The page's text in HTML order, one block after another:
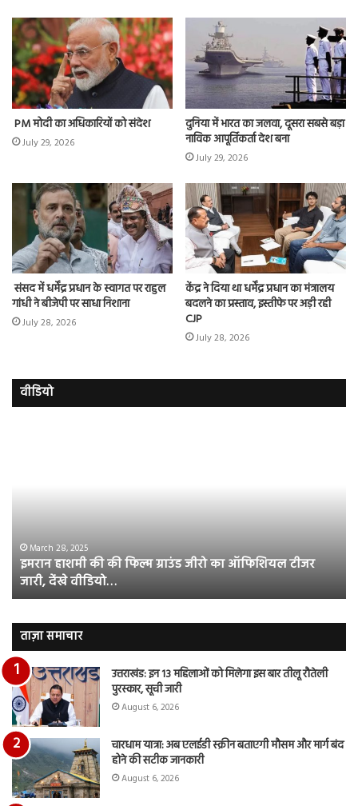
PM मोदी का अधिकारियों को संदेश
July 29, 2026
दुनिया में भारत का जलवा, दूसरा सबसे बड़ा
नाविक आपूर्तिकर्ता देश बना
July 29, 2026
संसद में धर्मेंद्र प्रधान के स्वागत पर राहुल
गांधी ने बीजेपी पर साधा निशाना
July 28, 2026
केंद्र ने दिया था धर्मेंद्र प्रधान का मंत्रालय
बदलने का प्रस्ताव, इस्तीफे पर अड़ी रही
CJP
July 28, 2026
वीडियो
का
ऑफिशियल
टीजर
जारी,
वीडियो…
March 28, 2025
इमरान हाशमी की की फिल्म ग्राउंड जीरो का ऑफिशियल टीजर
जारी, देंखे वीडियो…
ताज़ा समाचार
उत्तराखंड: इन 13 महिलाओं को मिलेगा इस बार तीलू रौतेली
पुरस्कार, सूची जारी
August 6, 2026
चारधाम यात्रा: अब एलईडी स्क्रीन बताएगी मौसम और मार्ग बंद
होने की सटीक जानकारी
August 6, 2026